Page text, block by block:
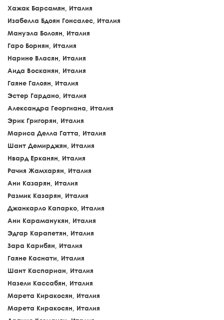
Хажак Барсамян, Италия
Изабелла Бдоян Гонсалес, Италия
Мануэла Болоян, Италия
Гаро Борнян, Италия
Нарине Власян, Италия
Аида Восканян, Италия
Гаяне Галоян, Италия
Эстер Гардано, Италия
Александра Георгиана, Италия
Эрик Григорян, Италия
Мариса Делла Гатта, Италия
Шант Демирджян, Италия
Нвард Ерканян, Италия
Рачия Жамхарян, Италия
Ани Казарян, Италия
Размик Казарян, Италия
Джанкарло Капарко, Италия
Ани Караманукян, Италия
Эдгар Карапетян, Италия
Зара Карибян, Италия
Гаяне Каснати, Италия
Шант Каспариан, Италия
Назели Кассабян, Италия
Марета Киракосян, Италия
Марета Киракосян, Италия